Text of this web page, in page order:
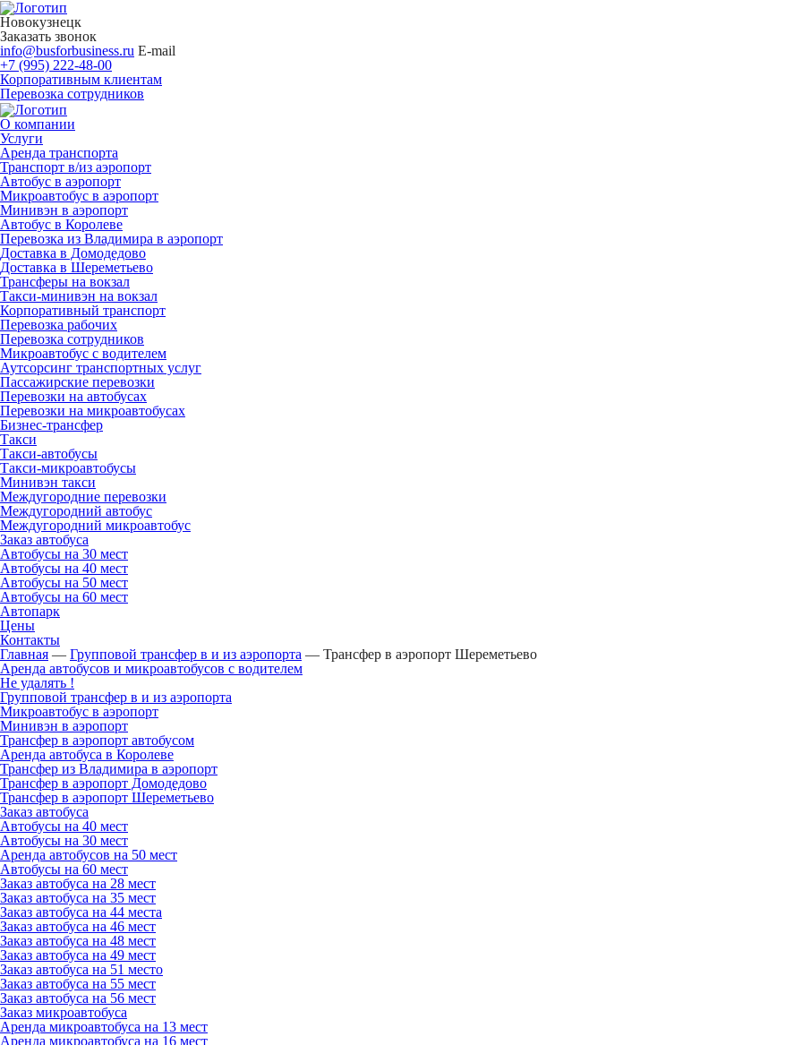
Новокузнецк
Заказать звонок
info@busforbusiness.ru E-mail
+7 (995) 222-48-00
Корпоративным клиентам
Перевозка сотрудников
О компании
Услуги
Аренда транспорта
Транспорт в/из аэропорт
Автобус в аэропорт
Микроавтобус в аэропорт
Минивэн в аэропорт
Автобус в Королеве
Перевозка из Владимира в аэропорт
Доставка в Домодедово
Доставка в Шереметьево
Трансферы на вокзал
Такси-минивэн на вокзал
Корпоративный транспорт
Перевозка рабочих
Перевозка сотрудников
Микроавтобус с водителем
Аутсорсинг транспортных услуг
Пассажирские перевозки
Перевозки на автобусах
Перевозки на микроавтобусах
Бизнес-трансфер
Такси
Такси-автобусы
Такси-микроавтобусы
Минивэн такси
Междугородние перевозки
Междугородний автобус
Междугородний микроавтобус
Заказ автобуса
Автобусы на 30 мест
Автобусы на 40 мест
Автобусы на 50 мест
Автобусы на 60 мест
Автопарк
Цены
Контакты
Главная — Групповой трансфер в и из аэропорта — Трансфер в аэропорт Шереметьево
Аренда автобусов и микроавтобусов с водителем
Не удалять !
Групповой трансфер в и из аэропорта
Микроавтобус в аэропорт
Минивэн в аэропорт
Трансфер в аэропорт автобусом
Аренда автобуса в Королеве
Трансфер из Владимира в аэропорт
Трансфер в аэропорт Домодедово
Трансфер в аэропорт Шереметьево
Заказ автобуса
Автобусы на 40 мест
Автобусы на 30 мест
Аренда автобусов на 50 мест
Автобусы на 60 мест
Заказ автобуса на 28 мест
Заказ автобуса на 35 мест
Заказ автобуса на 44 места
Заказ автобуса на 46 мест
Заказ автобуса на 48 мест
Заказ автобуса на 49 мест
Заказ автобуса на 51 место
Заказ автобуса на 55 мест
Заказ автобуса на 56 мест
Заказ микроавтобуса
Аренда микроавтобуса на 13 мест
Аренда микроавтобуса на 16 мест